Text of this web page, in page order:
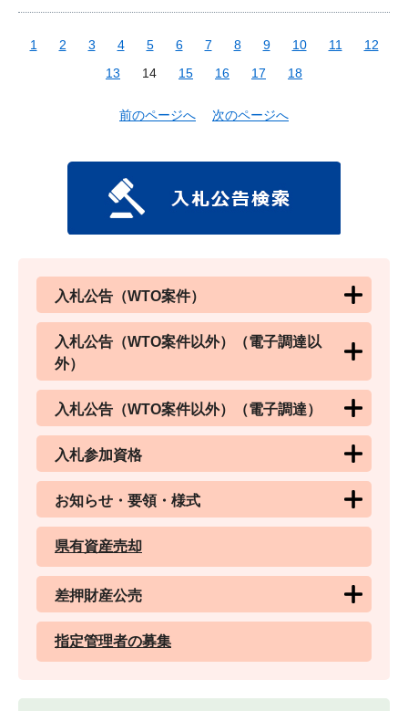
1 2 3 4 5 6 7 8 9 10 11
12
13
14 15 16 17 18
前のページへ 次のページへ
入札公告（WTO案件）
入札公告（WTO案件以外）（電子調達以
外）
入札公告（WTO案件以外）（電子調達）
入札参加資格
お知らせ・要領・様式
県有資産売却
差押財産公売
指定管理者の募集